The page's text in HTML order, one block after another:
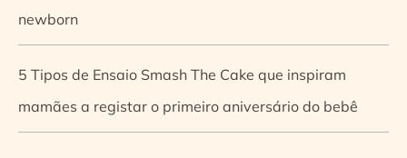
newborn
5 Tipos de Ensaio Smash The Cake que inspiram
mamães a registar o primeiro aniversário do bebê